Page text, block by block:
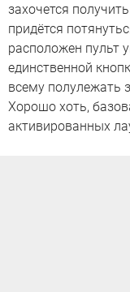
захочется
придётся
расположен пульт
единственной
всему полулежать
Хорошо хоть,
активированных